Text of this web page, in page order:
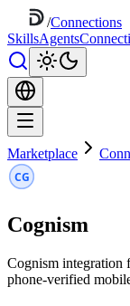
/Connections
SkillsAgents
Marketplace
Cognism
Cognism integration
phone-verified